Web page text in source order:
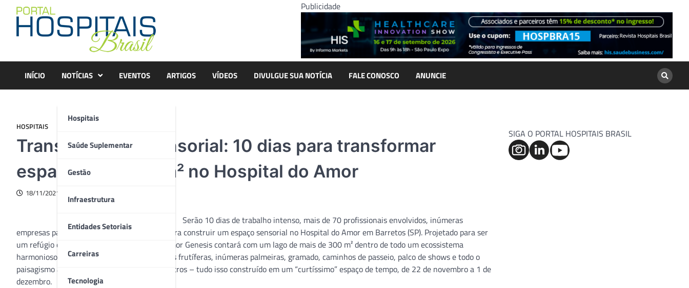
content
Publicidade
INÍCIO NOTÍCIAS
Hospitais
Saúde Suplementar
Gestão
Infraestrutura
Entidades Setoriais
Carreiras
Tecnologia
EVENTOS ARTIGOS VÍDEOS DIVULGUE SUA NOTÍCIA FALE CONOSCO ANUNCIE
HOSPITAIS
Transformação sensorial: 10 dias para transformar
espaço de 3.000 m² no Hospital do Amor
18/11/2021
Serão 10 dias de trabalho intenso, mais de 70 profissionais envolvidos, inúmeras
empresas parceiras e muita mão na massa para construir um espaço sensorial no Hospital do Amor em Barretos (SP). Projetado para ser
um refúgio de paz e equilíbrio, o Jardim do Amor Genesis contará com um lago de mais de 300 m² dentro de todo um ecossistema
harmonioso e equilibrado, conectando árvores frutíferas, inúmeras palmeiras, gramado, caminhos de passeio, palco de shows e todo o
paisagismo além de uma corredeira de 10 metros – tudo isso construído em um “curtíssimo” espaço de tempo, de 22 de novembro a 1 de
dezembro.
SIGA O PORTAL HOSPITAIS BRASIL